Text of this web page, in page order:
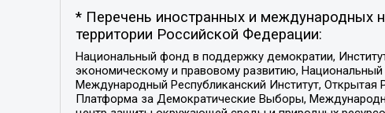
* Перечень иностранных и международных
территории Российской Федерации:
Национальный фонд в поддержку демократии,
экономическому и правовому развитию, Национальный
Международный Республиканский Институт, Открытая
Платформа за Демократические Выборы,